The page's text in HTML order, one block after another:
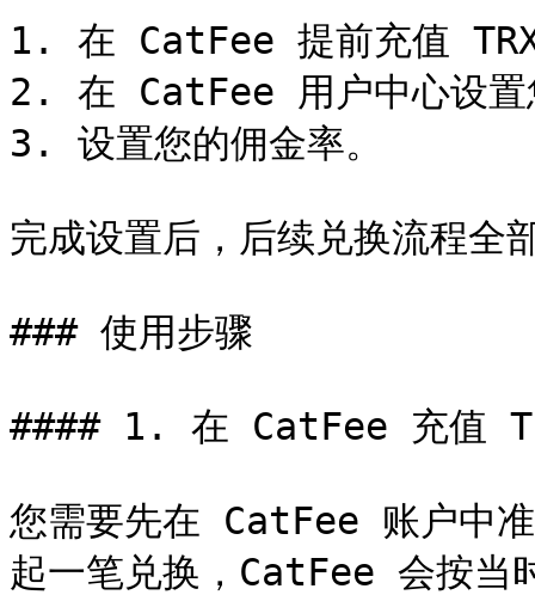
1. 在 CatFee 提前充值
2. 在 CatFee 用户中心设置
3. 设置您的佣金率。
完成设置后，后续兑换流程
### 使用步骤
#### 1. 在 CatFee 充值
您需要先在 CatFee 账户中
起一笔兑换，CatFee 会按当